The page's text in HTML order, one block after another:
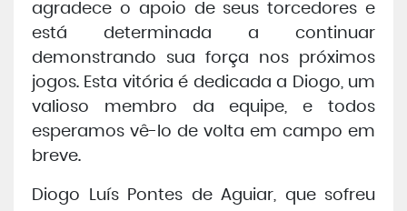
agradece o apoio de seus torcedores e
está determinada a continuar
demonstrando sua força nos próximos
jogos. Esta vitória é dedicada a Diogo, um
valioso membro da equipe, e todos
esperamos vê-lo de volta em campo em
breve.
Diogo Luís Pontes de Aguiar, que sofreu